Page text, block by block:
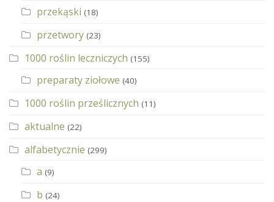
przekąski (18)
przetwory (23)
1000 roślin leczniczych (155)
preparaty ziołowe (40)
1000 roślin prześlicznych (11)
aktualne (22)
alfabetycznie (299)
a (9)
b (24)